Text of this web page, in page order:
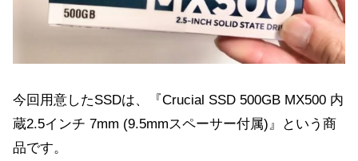
今回用意したSSDは、『Crucial SSD 500GB MX500 内
蔵2.5インチ 7mm (9.5mmスペーサー付属)』という商
品です。